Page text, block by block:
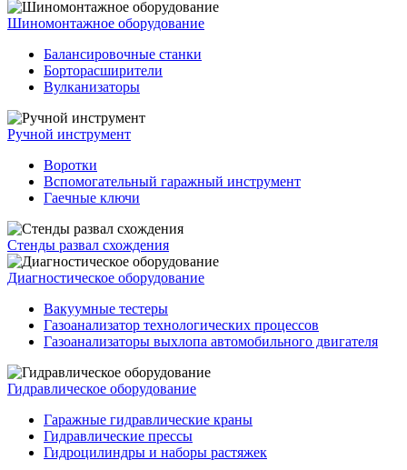
Шиномонтажное оборудование
Балансировочные станки
Борторасширители
Вулканизаторы
Ручной инструмент
Воротки
Вспомогательный гаражный инструмент
Гаечные ключи
Стенды развал схождения
Диагностическое оборудование
Вакуумные тестеры
Газоанализатор технологических процессов
Газоанализаторы выхлопа автомобильного двигателя
Гидравлическое оборудование
Гаражные гидравлические краны
Гидравлические прессы
Гидроцилиндры и наборы растяжек